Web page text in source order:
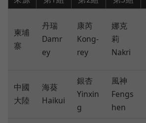
柬埔
寨
丹瑞
Damr
ey
康芮
Kong-
rey
娜克
莉
Nakri
中國
大陸
海葵
Haikui
銀杏
Yinxin
g
風神
Fengs
hen